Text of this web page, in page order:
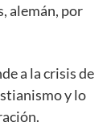
alemán, por
a la crisis de
y lo